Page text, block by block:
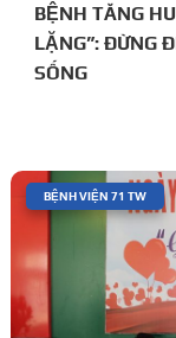
BỆNH TĂNG
LẶNG”: ĐỪNG
SỐNG
BỆNH VIỆN 71 TW